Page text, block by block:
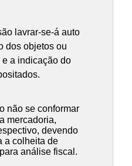
lavrar-se-á auto
dos objetos ou
a indicação do
não se conformar
mercadoria,
devendo
a colheita de
análise fiscal.